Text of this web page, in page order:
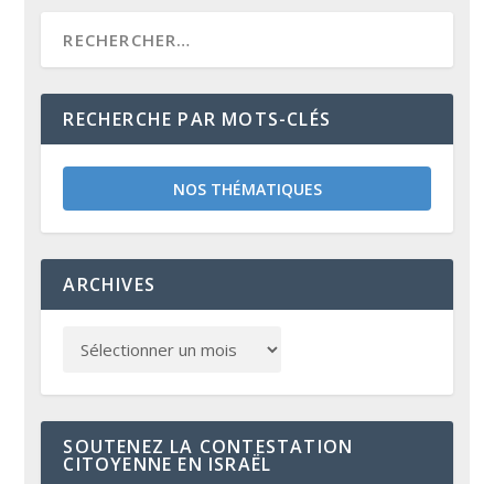
RECHERCHE PAR MOTS-CLÉS
NOS THÉMATIQUES
ARCHIVES
SOUTENEZ LA CONTESTATION
CITOYENNE EN ISRAËL